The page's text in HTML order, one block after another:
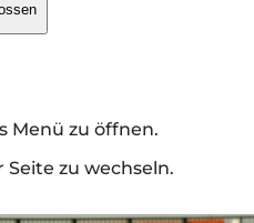
Menü zu öffnen.
zu wechseln.